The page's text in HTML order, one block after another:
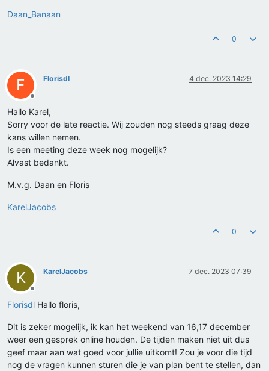
Daan_Banaan
0
F
Offline
Florisdl 4 dec. 2023 14:29
Hallo Karel,
Sorry voor de late reactie. Wij zouden nog steeds graag deze
kans willen nemen.
Is een meeting deze week nog mogelijk?
Alvast bedankt.
M.v.g. Daan en Floris
KarelJacobs
0
K
Offline
KarelJacobs 7 dec. 2023 07:39
Florisdl Hallo floris,
Dit is zeker mogelijk, ik kan het weekend van 16,17 december
weer een gesprek online houden. De tijden maken niet uit dus
geef maar aan wat goed voor jullie uitkomt! Zou je voor die tijd
nog de vragen kunnen sturen die je van plan bent te stellen, dan